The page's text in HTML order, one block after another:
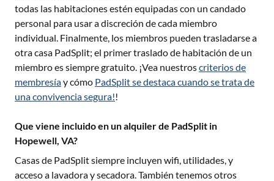
todas las habitaciones estén equipadas con un candado
personal para usar a discreción de cada miembro
individual. Finalmente, los miembros pueden trasladarse a
otra casa PadSplit; el primer traslado de habitación de un
miembro es siempre gratuito. ¡Vea nuestroscriterios de
membresíay cómo PadSplit se destaca cuando se trata de
una convivencia segura!!
Que viene incluido en un alquiler de PadSplit in
Hopewell, VA?
Casas de PadSplit siempre incluyen wifi, utilidades, y
acceso a lavadora y secadora. También tenemos otros